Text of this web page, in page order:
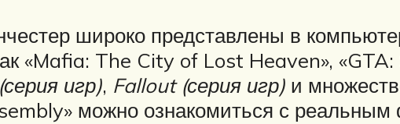
широко представлены в
«Mafia: The City of Lost Heaven»,
игр), Fallout (серия игр) и
можно ознакомиться с